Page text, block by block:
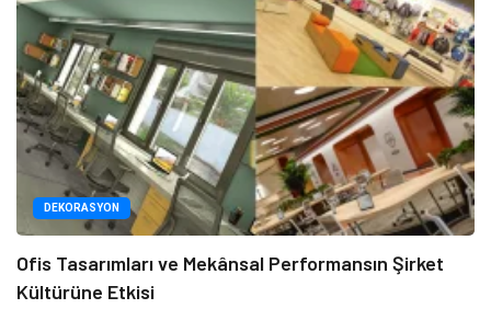
DEKORASYON
Ofis Tasarımları ve Mekânsal Performansın Şirket
Kültürüne Etkisi